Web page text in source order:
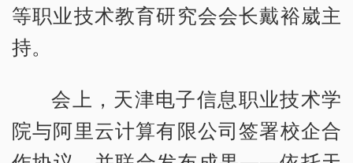
等职业技术教育研究会会长戴裕崴主
持。
会上，天津电子信息职业技术学
院与阿里云计算有限公司签署校企合